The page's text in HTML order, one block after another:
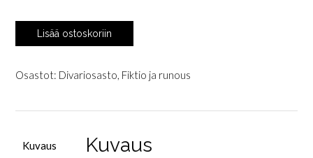
Masters,
Edgar
Spoon
Lisää ostoskoriin
Osastot: Divariosasto, Fiktio ja runous
Kuvaus Kuvaus